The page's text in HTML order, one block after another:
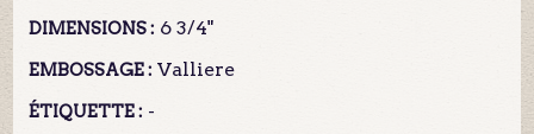
DIMENSIONS : 6 3/4"
EMBOSSAGE : Valliere
ÉTIQUETTE : -